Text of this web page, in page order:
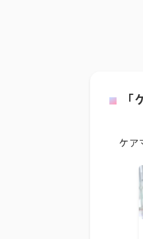
ケア